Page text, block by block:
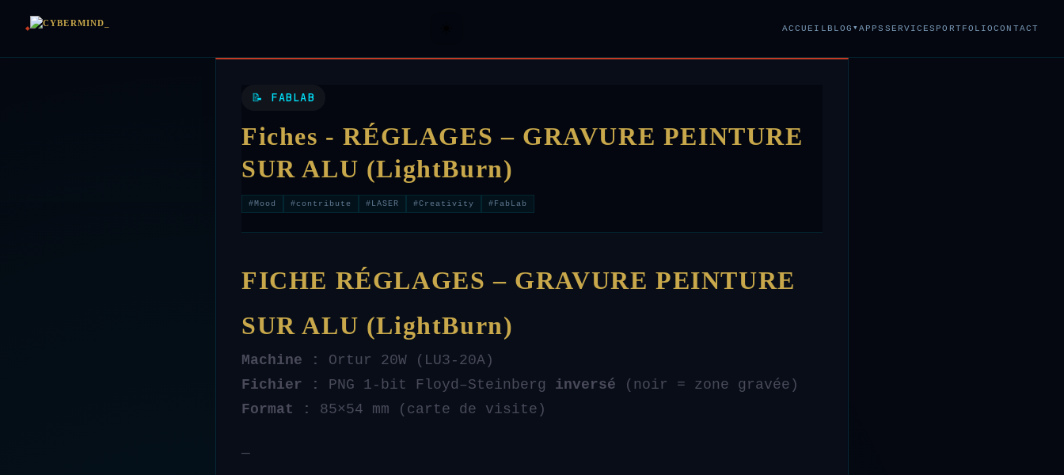
ACCUEIL BLOG ▾APPS SERVICES PORTFOLIOCONTACT
📝 FABLAB
Fiches - RÉGLAGES – GRAVURE PEINTURE
SUR ALU (LightBurn)
#Mood #contribute #LASER #Creativity #FabLab
FICHE RÉGLAGES – GRAVURE PEINTURE
SUR ALU (LightBurn)
Machine :
Ortur 20W (LU3-20A)
Fichier :
PNG 1-bit Floyd–Steinberg inversé (noir = zone gravée)
Format :
85×54 mm (carte de visite)
—